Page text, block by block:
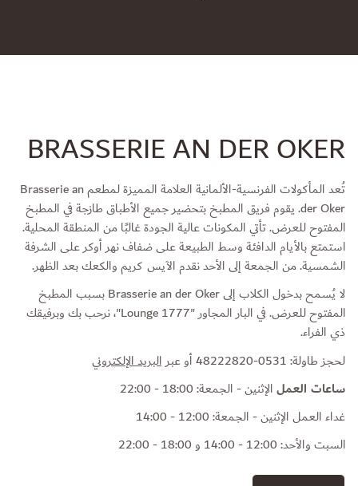
BRASSERIE AN DER OKER
تُعد المأكولات الفرنسية-الألمانية العلامة المميزة لمطعم Brasserie an
der Oker. يقوم فريق المطبخ بتحضير جميع الأطباق طازجة في المطبخ
المفتوح للعرض. تأتي المكونات عالية الجودة غالبًا من المنطقة المحلية.
استمتع بالأيام الدافئة وسط الطبيعة على ضفاف نهر أوكر على الشرفة
الشمسية. من الجمعة إلى الأحد نقدم الآيس كريم والكعك بعد الظهر.
لا يُسمح بدخول الكلاب إلى Brasserie an der Oker بسبب المطبخ
المفتوح للعرض. في البار المجاور "Lounge 1777"، نرحب بك وبرفيقك
ذي الفراء.
لحجز طاولة: 0531-48222820 أو عبر
البريد الإلكتروني
ساعات العملالإثنين - الجمعة: 18:00 - 22:00
غداء العمل الإثنين - الجمعة: 12:00 - 14:00
السبت والأحد: 12:00 - 14:00 و 18:00 - 22:00